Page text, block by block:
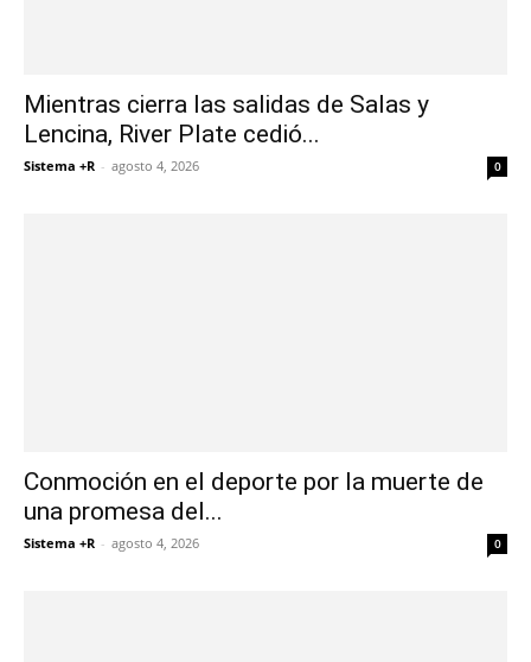
Mientras cierra las salidas de Salas y
Lencina, River Plate cedió...
Sistema +R - agosto 4, 2026 0
Conmoción en el deporte por la muerte de
una promesa del...
Sistema +R - agosto 4, 2026 0